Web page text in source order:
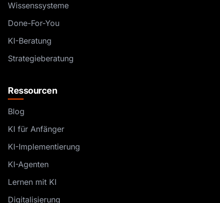
Wissenssysteme
Done-For-You
KI-Beratung
Strategieberatung
Ressourcen
Blog
KI für Anfänger
KI-Implementierung
KI-Agenten
Lernen mit KI
Digitalisierung